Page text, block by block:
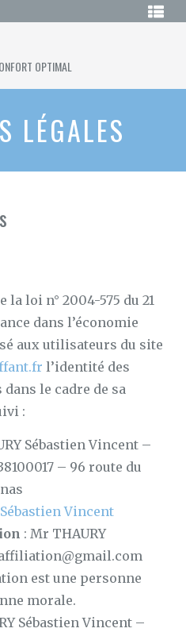
OPTIMAL
LÉGALES
la loi n° 2004-575 du 21
dans l’économie
aux utilisateurs du site
l’identité des
le cadre de sa
:
Sébastien Vincent –
– 96 route du
Vincent
: Mr THAURY
est une personne
morale.
Sébastien Vincent –